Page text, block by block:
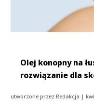
Olej konopny na
rozwiązanie dla
utworzone przezRedakcja |